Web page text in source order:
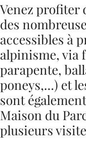
Venez profiter
des
accessibles à
alpinisme, via
parapente,
poneys,...) et
sont
Maison du
plusieurs